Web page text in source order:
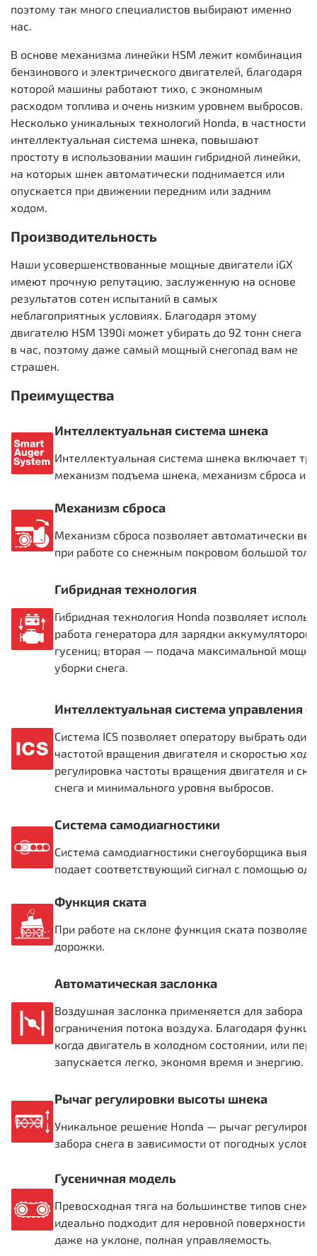
поэтому так много специалистов выбирают именно
нас.
В основе механизма линейки HSM лежит комбинация
бензинового и электрического двигателей, благодаря
которой машины работают тихо, с экономным
расходом топлива и очень низким уровнем выбросов.
Несколько уникальных технологий Honda, в частности
интеллектуальная система шнека, повышают
простоту в использовании машин гибридной линейки,
на которых шнек автоматически поднимается или
опускается при движении передним или задним
ходом.
Производительность
Наши усовершенствованные мощные двигатели iGX
имеют прочную репутацию, заслуженную на основе
результатов сотен испытаний в самых
неблагоприятных условиях. Благодаря этому
двигателю HSM 1390i может убирать до 92 тонн снега
в час, поэтому даже самый мощный снегопад вам не
страшен.
Преимущества
Интеллектуальная система шнека
Интеллектуальная система шнека включает
механизм подъема шнека, механизм сброса и
Механизм сброса
Механизм сброса позволяет автоматически
при работе со снежным покровом большой
Гибридная технология
Гибридная технология Honda позволяет
работа генератора для зарядки
гусениц; вторая — подача максимальной
уборки снега.
Интеллектуальная система управления
Система ICS позволяет оператору выбрать
частотой вращения двигателя и скоростью
регулировка частоты вращения двигателя и
снега и минимального уровня выбросов.
Система самодиагностики
Система самодиагностики снегоуборщика
подает соответствующий сигнал с помощью
Функция ската
При работе на склоне функция ската
дорожки.
Автоматическая заслонка
Воздушная заслонка применяется для забора
ограничения потока воздуха. Благодаря
когда двигатель в холодном состоянии, или
запускается легко, экономя время и энергию.
Рычаг регулировки высоты шнека
Уникальное решение Honda — рычаг
забора снега в зависимости от погодных
Гусеничная модель
Превосходная тяга на большинстве типов
идеально подходит для неровной
даже на уклоне, полная управляемость.